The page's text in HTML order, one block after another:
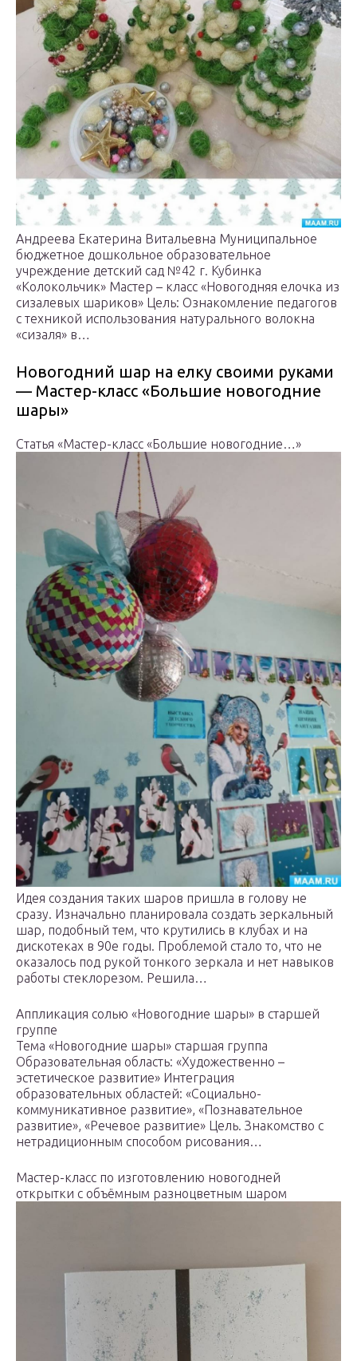
Андреева Екатерина Витальевна Муниципальное
бюджетное дошкольное образовательное
учреждение детский сад №42 г. Кубинка
«Колокольчик» Мастер – класс «Новогодняя елочка из
сизалевых шариков» Цель: Ознакомление педагогов
с техникой использования натурального волокна
«сизаля» в…
Новогодний шар на елку своими руками
— Мастер-класс «Большие новогодние
шары»
Статья «Мастер-класс «Большие новогодние…»
Идея создания таких шаров пришла в голову не
сразу. Изначально планировала создать зеркальный
шар, подобный тем, что крутились в клубах и на
дискотеках в 90е годы. Проблемой стало то, что не
оказалось под рукой тонкого зеркала и нет навыков
работы стеклорезом. Решила…
Аппликация солью «Новогодние шары» в старшей
группе
Тема «Новогодние шары» старшая группа
Образовательная область: «Художественно –
эстетическое развитие» Интеграция
образовательных областей: «Социально-
коммуникативное развитие», «Познавательное
развитие», «Речевое развитие» Цель. Знакомство с
нетрадиционным способом рисования…
Мастер-класс по изготовлению новогодней
открытки с объёмным разноцветным шаром